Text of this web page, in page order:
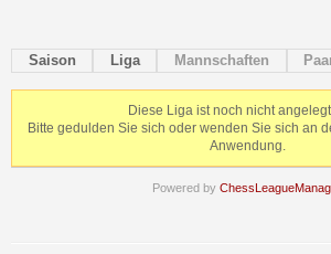
Saison Liga Mannschaften
Diese Liga ist noch nicht
Bitte gedulden Sie sich oder wenden Sie sich an
Anwendung.
Powered by